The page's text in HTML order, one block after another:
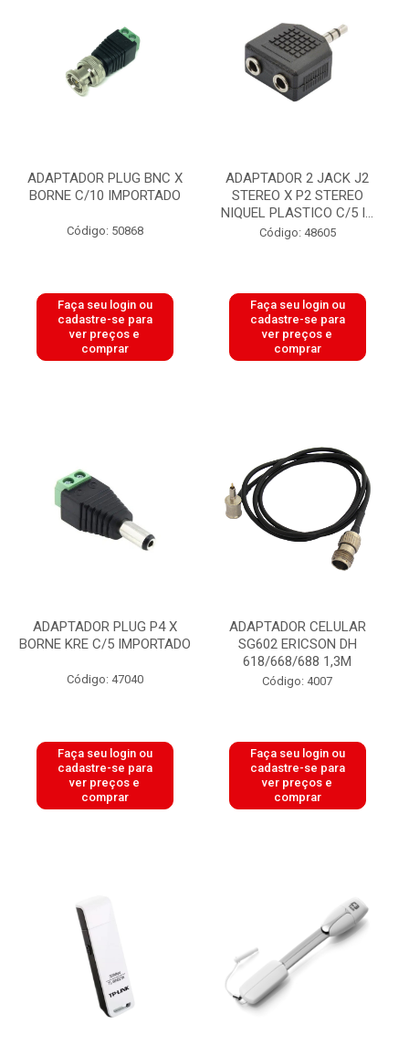
ADAPTADOR PLUG BNC X
BORNE C/10 IMPORTADO
Código: 50868
Faça seu login ou
cadastre-se para
ver preços e
comprar
ADAPTADOR 2 JACK J2
STEREO X P2 STEREO
NIQUEL PLASTICO C/5 I...
Código: 48605
Faça seu login ou
cadastre-se para
ver preços e
comprar
ADAPTADOR PLUG P4 X
BORNE KRE C/5 IMPORTADO
Código: 47040
Faça seu login ou
cadastre-se para
ver preços e
comprar
ADAPTADOR CELULAR
SG602 ERICSON DH
618/668/688 1,3M
Código: 4007
Faça seu login ou
cadastre-se para
ver preços e
comprar